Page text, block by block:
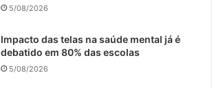
5/08/2026
Impacto das telas na saúde mental já é
debatido em 80% das escolas
5/08/2026